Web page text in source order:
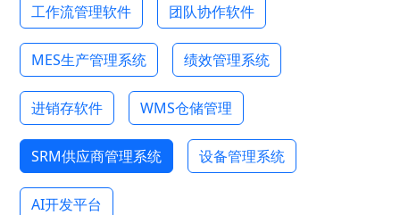
工作流管理软件 团队协作软件
MES生产管理系统 绩效管理系统
进销存软件 WMS仓储管理
SRM供应商管理系统 设备管理系统
AI开发平台